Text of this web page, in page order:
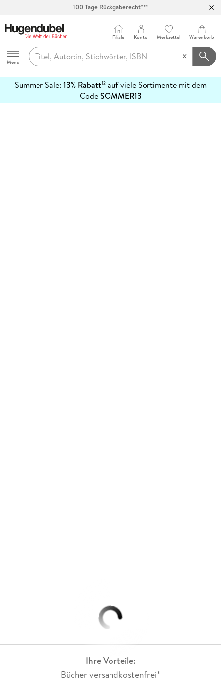
100 Tage Rückgaberecht***
Hugendubel
Menu
Filiale Konto Merkzettel Warenkorb
Summer Sale: 13% Rabatt12auf viele Sortimente mit dem
CodeSOMMER13
erfahren
Ihre Vorteile:
Bücher versandkostenfrei*